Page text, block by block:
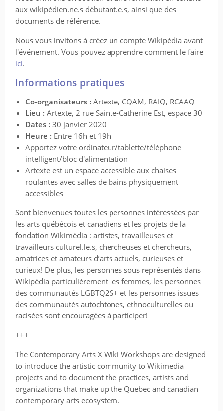
aux wikipédien.ne.s débutant.e.s, ainsi que des
documents de référence.
Nous vous invitons à créez un compte Wikipédia avant
l'événement. Vous pouvez apprendre comment le faire
ici.
Informations pratiques
Co-organisateurs : Artexte, CQAM, RAIQ, RCAAQ
Lieu : Artexte, 2 rue Sainte-Catherine Est, espace 30
Dates : 30 janvier 2020
Heure : Entre 16h et 19h
Apportez votre ordinateur/tablette/téléphone
intelligent/bloc d'alimentation
Artexte est un espace accessible aux chaises
roulantes avec salles de bains physiquement
accessibles
Sont bienvenues toutes les personnes intéressées par
les arts québécois et canadiens et les projets de la
fondation Wikimédia : artistes, travailleuses et
travailleurs culturel.le.s, chercheuses et chercheurs,
amatrices et amateurs d’arts actuels, curieuses et
curieux! De plus, les personnes sous représentés dans
Wikipédia particulièrement les femmes, les personnes
des communautés LGBTQ2S+ et les personnes issues
des communautés autochtones, ethnoculturelles ou
racisées sont encouragées à participer!
+++
The Contemporary Arts X Wiki Workshops are designed
to introduce the artistic community to Wikimedia
projects and to document the practices, artists and
organizations that make up the Quebec and canadian
contemporary arts ecosystem.